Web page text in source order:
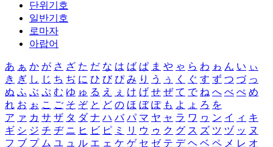
단위기호
일반기호
로마자
아랍어
あ ぁ か が さ ざ た だ な は ば ぱ ま や ゃ ら わ ゎ ん い ぃ
き ぎ し じ ち ぢ に ひ び ぴ み り う ぅ く ぐ す ず つ づ っ
ぬ ふ ぶ ぷ む ゆ ゅ る え ぇ け げ せ ぜ て で ね へ べ ぺ め
れ お ぉ こ ご そ ぞ と ど の ほ ぼ ぽ も よ ょ ろ を
ア ァ カ サ ザ タ ダ ナ ハ バ パ マ ヤ ャ ラ ワ ヮ ン イ ィ キ
ギ シ ジ チ ヂ ニ ヒ ビ ピ ミ リ ウ ゥ ク グ ス ズ ツ ヅ ッ ヌ
フ ブ プ ム ユ ュ ル エ ェ ケ ゲ セ ゼ テ デ ヘ ベ ペ メ レ オ